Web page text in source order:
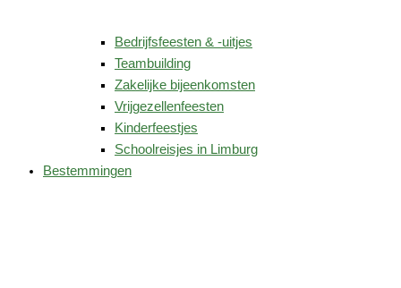
Bedrijfsfeesten & -uitjes
Teambuilding
Zakelijke bijeenkomsten
Vrijgezellenfeesten
Kinderfeestjes
Schoolreisjes in Limburg
Bestemmingen